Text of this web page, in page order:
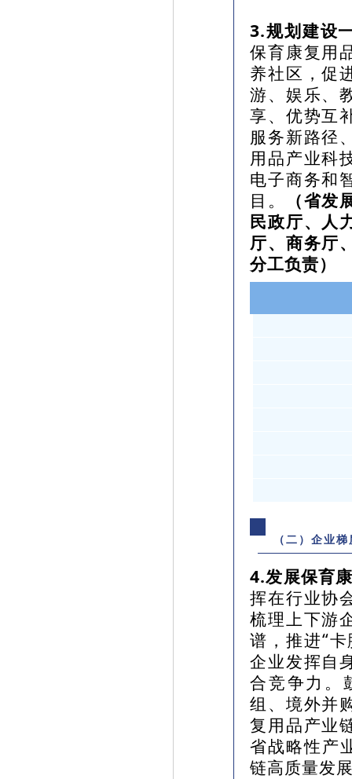
3.规划建设
保育康复用
养社区，促
游、娱乐、
享、优势互
服务新路径
用品产业科
电子商务和
目。
（省
民政厅、人
厅、商务厅
分工负责）
（二）企业
4.发展保育
挥在行业协
梳理上下游
谱，推进“
企业发挥自
合竞争力。
组、境外并
复用品产业
省战略性产
链高质量发